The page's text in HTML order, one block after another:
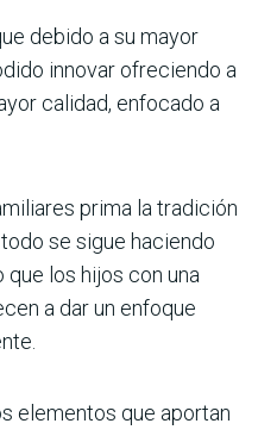
debido a su mayor
innovar ofreciendo a
calidad, enfocado a
prima la tradición
se sigue haciendo
los hijos con una
a dar un enfoque
elementos que aportan